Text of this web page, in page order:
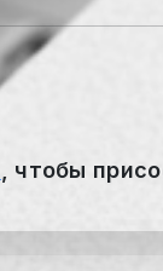
, чтобы